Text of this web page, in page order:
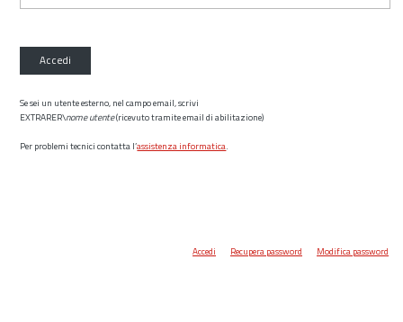
Accedi
Se sei un utente esterno, nel campo email, scrivi
EXTRARER\nome utente(ricevuto tramite email di abilitazione)
Per problemi tecnici contatta l’assistenza informatica.
Accedi Recupera password Modifica password